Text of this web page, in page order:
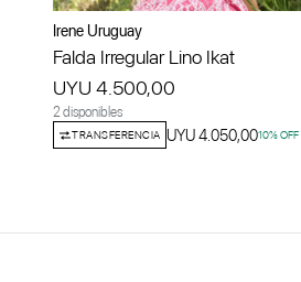
Irene Uruguay
Falda Irregular Lino Ikat
UYU 4.500,00
2 disponibles
TRANSFERENCIA UYU 4.050,0010% OFF